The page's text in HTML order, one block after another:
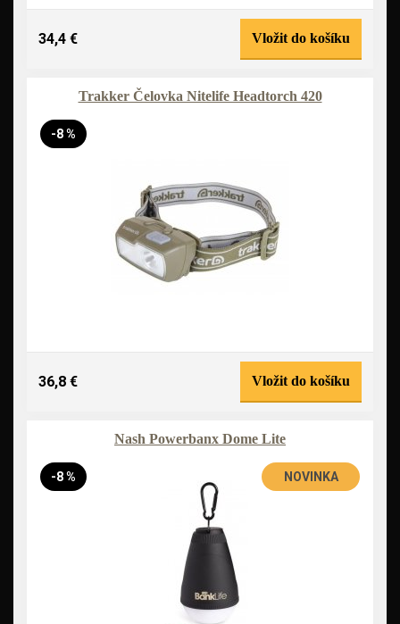
34,4 € Vložit do košíku
Trakker Čelovka Nitelife Headtorch 420
-8 %
36,8 € Vložit do košíku
Nash Powerbanx Dome Lite
-8 % NOVINKA